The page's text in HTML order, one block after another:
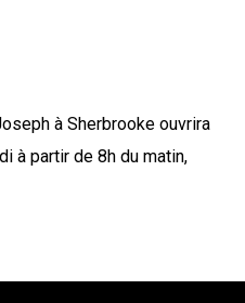
à Sherbrooke ouvrira
à partir de 8h du matin,